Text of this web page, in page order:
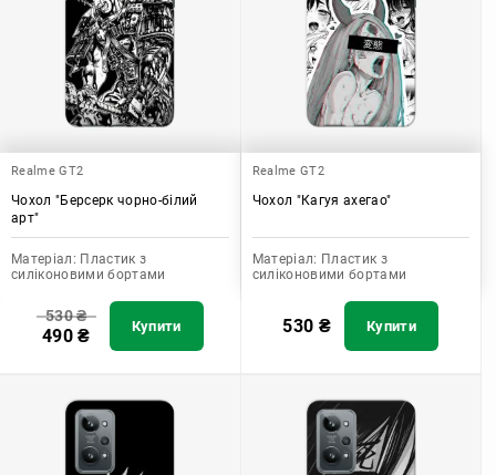
Realme GT2
Чохол "Берсерк чорно-білий
арт"
Матеріал: Пластик з
силіконовими бортами
530₴
490₴ Купити
Realme GT2
Чохол "Кагуя ахегао"
Матеріал: Пластик з
силіконовими бортами
530 ₴ Купити